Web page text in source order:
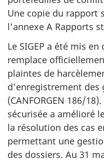
Une copie du rapport
l’annexe A Rapports
Le SIGEP a été mis
remplace
plaintes de
d’enregistrement
(CANFORGEN 186/
sécurisée a amélioré
la résolution des cas
permettant une
des dossiers. Au 31